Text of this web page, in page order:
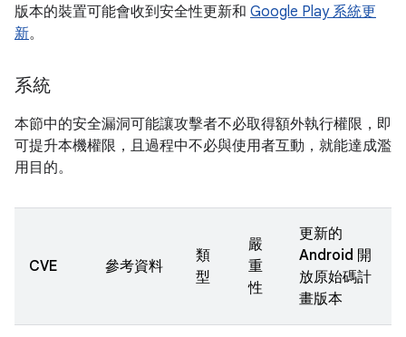
版本的裝置可能會收到安全性更新和 Google Play 系統更
新。
系統
本節中的安全漏洞可能讓攻擊者不必取得額外執行權限，即
可提升本機權限，且過程中不必與使用者互動，就能達成濫
用目的。
CVE 參考資料
類
型
嚴
重
性
更新的
Android 開
放原始碼計
畫版本